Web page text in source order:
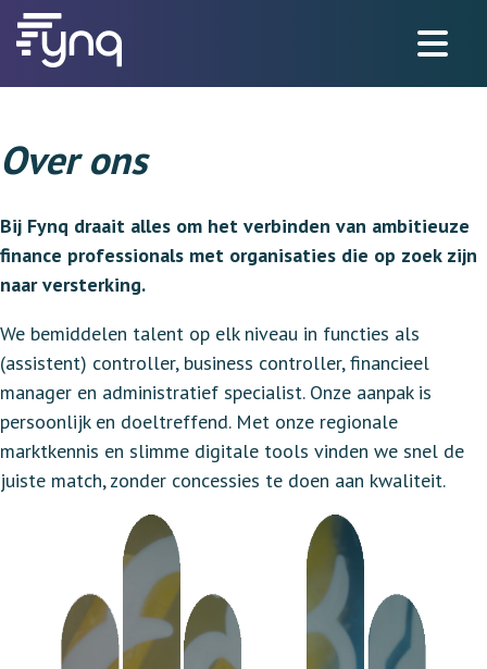
Over ons
Bij Fynq draait alles om het verbinden van ambitieuze
finance professionals met organisaties die op zoek zijn
naar versterking.
We bemiddelen talent op elk niveau in functies als
(assistent) controller, business controller, financieel
manager en administratief specialist. Onze aanpak is
persoonlijk en doeltreffend. Met onze regionale
marktkennis en slimme digitale tools vinden we snel de
juiste match, zonder concessies te doen aan kwaliteit.